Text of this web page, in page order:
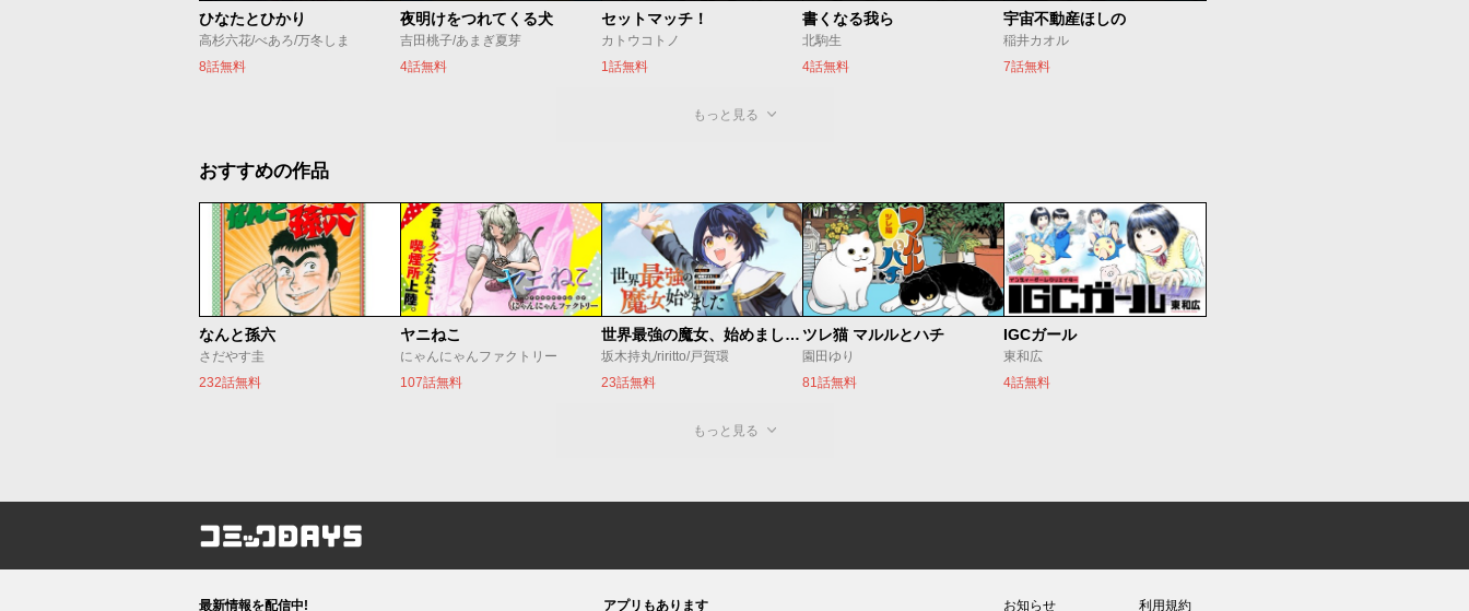
ひなたとひかり
高杉六花/べあろ/万冬しま
8話無料
夜明けをつれてくる犬
吉田桃子/あまぎ夏芽
4話無料
セットマッチ！
カトウコトノ
1話無料
書くなる我ら
北駒生
4話無料
宇宙不動産ほしの
稲井カオル
7話無料
もっと見る
おすすめの作品
なんと孫六
さだやす圭
232話無料
ヤニねこ
にゃんにゃんファクトリー
107話無料
世界最強の魔女、始めました ～私だけ『攻略サイト』を見れる世界で自由に生きます～
坂木持丸/riritto/戸賀環
23話無料
ツレ猫 マルルとハチ
園田ゆり
81話無料
IGCガール
東和広
4話無料
もっと見る
コミックDAYS
最新情報を配信中! アプリもあります お知らせ 利用規約